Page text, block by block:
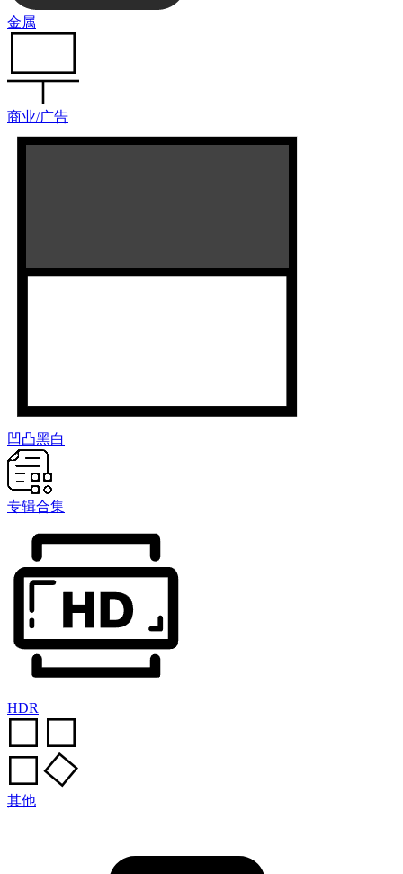
金属
商业/广告
凹凸黑白
专辑合集
HDR
其他